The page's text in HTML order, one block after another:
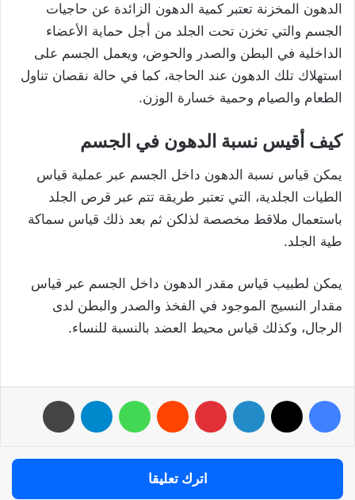
الدهون المخزنة تعتبر كمية الدهون الزائدة عن حاجيات
الجسم والتي تخزن تحت الجلد من أجل حماية الأعضاء
الداخلية في البطن والصدر والحوض، ويعمل الجسم على
استهلاك تلك الدهون عند الحاجة، كما في حالة نقصان تناول
الطعام والصيام وحمية خسارة الوزن.
كيف أقيس نسبة الدهون في الجسم
يمكن قياس نسبة الدهون داخل الجسم عبر عملية قياس
الطيات الجلدية، التي تعتبر طريقة تتم عبر قرص الجلد
باستعمال ملاقط مخصصة لذلكن ثم بعد ذلك قياس سماكة
طية الجلد.
يمكن لطبيب قياس مقدر الدهون داخل الجسم عبر قياس
مقدار النسيج الموجود في الفخذ والصدر والبطن لدى
الرجال، وكذلك قياس محيط العضد بالنسبة للنساء.
فيسبوك لينكدإن بينتيريست واتساب تيلقرام
اترك تعليقا